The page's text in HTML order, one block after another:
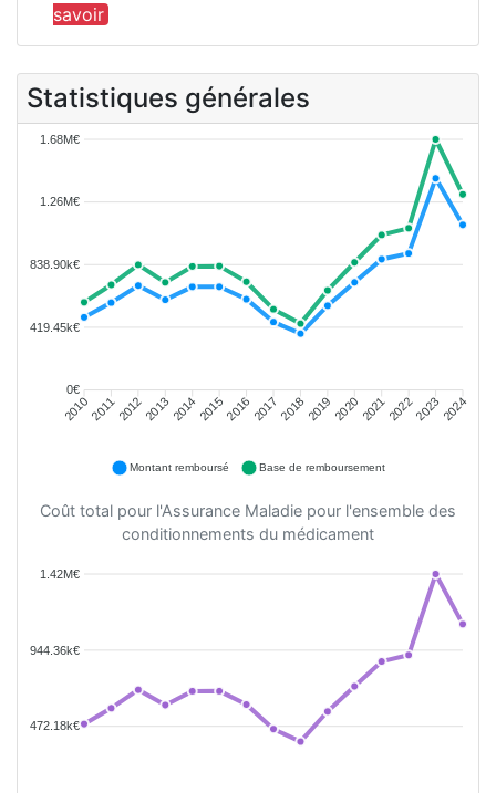
savoir
Statistiques générales
1.68M€
1.26M€
838.90k€
419.45k€
0€
201020112012201320142015201620172018201920202021202220232024
Montant remboursé Base de remboursement
Coût total pour l'Assurance Maladie pour l'ensemble des
conditionnements du médicament
1.42M€
944.36k€
472.18k€